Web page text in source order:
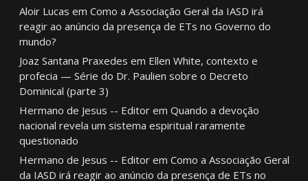
Aloir Lucas em Como a Associação Geral da IASD irá
reagir ao anúncio da presença de ETs no Governo do
mundo?
Joaz Santana Praxedes em Ellen White, contexto e
profecia — Série do Dr. Paulien sobre o Decreto
Dominical (parte 3)
Hermano de Jesus -- Editorem Quando a devoção
nacional revela um sistema espiritual raramente
questionado
Hermano de Jesus -- Editorem Como a Associação Geral
da IASD irá reagir ao anúncio da presença de ETs no